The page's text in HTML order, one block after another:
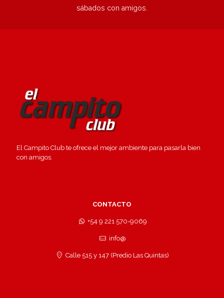
sábados con amigos.
El Campito Club te ofrece el mejor ambiente para pasarla bien
con amigos.
CONTACTO
+54 9 221 570-9069
info@
Calle 515 y 147 (Predio Las Quintas)